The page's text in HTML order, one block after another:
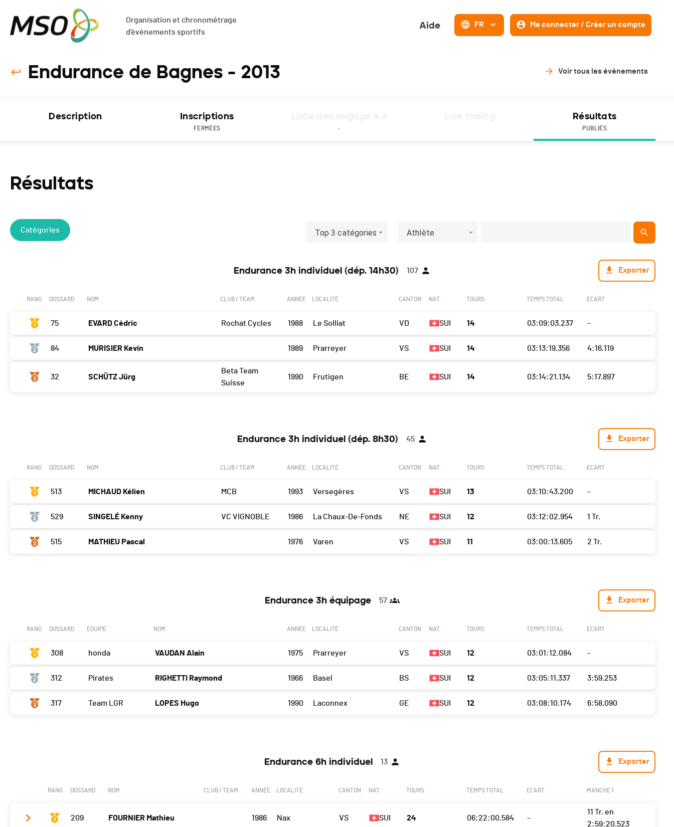
Organisation et chronométrage
d'événements sportifs
Aide FR Me connecter / Créer un compte
Endurance de Bagnes - 2013 Voir tous les événements
Description Inscriptions
FERMÉES -
Résultats
PUBLIÉS
Résultats
Catégories Top 3 catégories Athlète
Endurance 3h individuel (dép. 14h30) 107 Exporter
RANG DOSSARD NOM CLUB / TEAM ANNÉE LOCALITÉ CANTON NAT. TOURS TEMPS TOTAL ECART
75 EVARD Cédric Rochat Cycles 1988 Le Solliat VD SUI 14 03:09:03.237 -
84 MURISIER Kevin 1989 Prarreyer VS SUI 14 03:13:19.356 4:16.119
32 SCHÜTZ Jürg
Beta Team
Suisse
1990 Frutigen BE SUI 14 03:14:21.134 5:17.897
Endurance 3h individuel (dép. 8h30) 45 Exporter
RANG DOSSARD NOM CLUB / TEAM ANNÉE LOCALITÉ CANTON NAT. TOURS TEMPS TOTAL ECART
513 MICHAUD Kélien MCB 1993 Versegères VS SUI 13 03:10:43.200 -
529 SINGELÉ Kenny VC VIGNOBLE 1986 La Chaux-De-Fonds NE SUI 12 03:12:02.954 1 Tr.
515 MATHIEU Pascal 1976 Varen VS SUI 11 03:00:13.605 2 Tr.
Endurance 3h équipage 57 Exporter
RANG DOSSARD ÉQUIPE NOM ANNÉE LOCALITÉ CANTON NAT. TOURS TEMPS TOTAL ECART
308 honda VAUDAN Alain 1975 Prarreyer VS SUI 12 03:01:12.084 -
312 Pirates RIGHETTI Raymond 1966 Basel BS SUI 12 03:05:11.337 3:59.253
317 Team LGR LOPES Hugo 1990 Laconnex GE SUI 12 03:08:10.174 6:58.090
Endurance 6h individuel 13 Exporter
RANG DOSSARD NOM CLUB / TEAM ANNÉE LOCALITÉ CANTON NAT. TOURS TEMPS TOTAL ECART MANCHE 1
209 FOURNIER Mathieu 1986 Nax VS SUI 24 06:22:00.584 -
11 Tr. en
2:59:20.523